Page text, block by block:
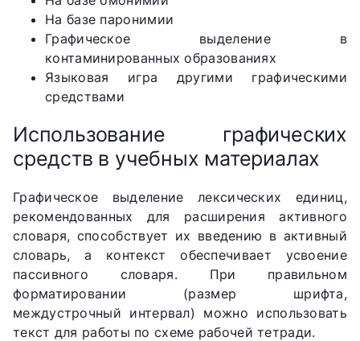
На базе паронимии
Графическое выделение в
контаминированных образованиях
Языковая игра другими графическими
средствами
Использование графических
средств в учебных материалах
Графическое выделение лексических единиц,
рекомендованных для расширения активного
словаря, способствует их введению в активный
словарь, а контекст обеспечивает усвоение
пассивного словаря. При правильном
форматировании (размер шрифта,
междустрочный интервал) можно использовать
текст для работы по схеме рабочей тетради.